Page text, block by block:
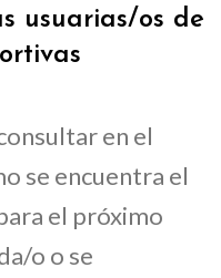
usuarias/os de
en el
se encuentra el
el próximo
o o se